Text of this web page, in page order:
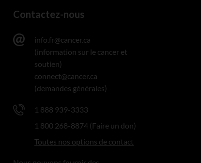
Contactez-nous
info.fr@cancer.ca
(information sur le cancer et
soutien)
connect@cancer.ca
(demandes générales)
1 888 939-3333
1 800 268-8874 (Faire un don)
Toutes nos options de contact